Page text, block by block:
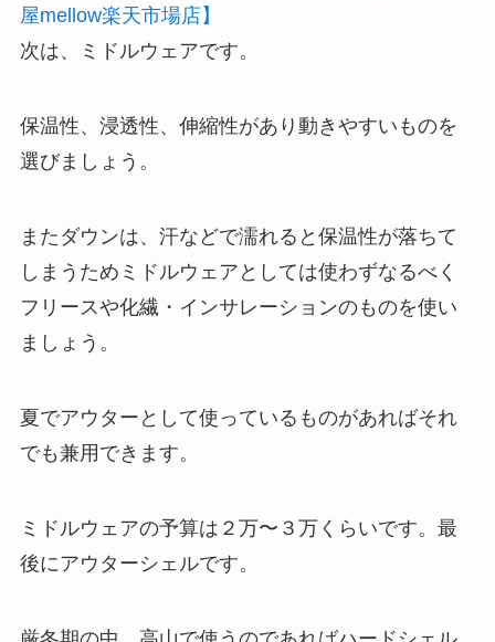
屋mellow楽天市場店】
次は、ミドルウェアです。
保温性、浸透性、伸縮性があり動きやすいものを
選びましょう。
またダウンは、汗などで濡れると保温性が落ちて
しまうためミドルウェアとしては使わずなるべく
フリースや化繊・インサレーションのものを使い
ましょう。
夏でアウターとして使っているものがあればそれ
でも兼用できます。
ミドルウェアの予算は２万〜３万くらいです。最
後にアウターシェルです。